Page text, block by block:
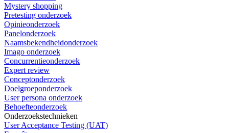
Mystery shopping
Pretesting onderzoek
Opinieonderzoek
Panelonderzoek
Naamsbekendheidonderzoek
Imago onderzoek
Concurrentieonderzoek
Expert review
Conceptonderzoek
Doelgroeponderzoek
User persona onderzoek
Behoefteonderzoek
Onderzoekstechnieken
User Acceptance Testing (UAT)